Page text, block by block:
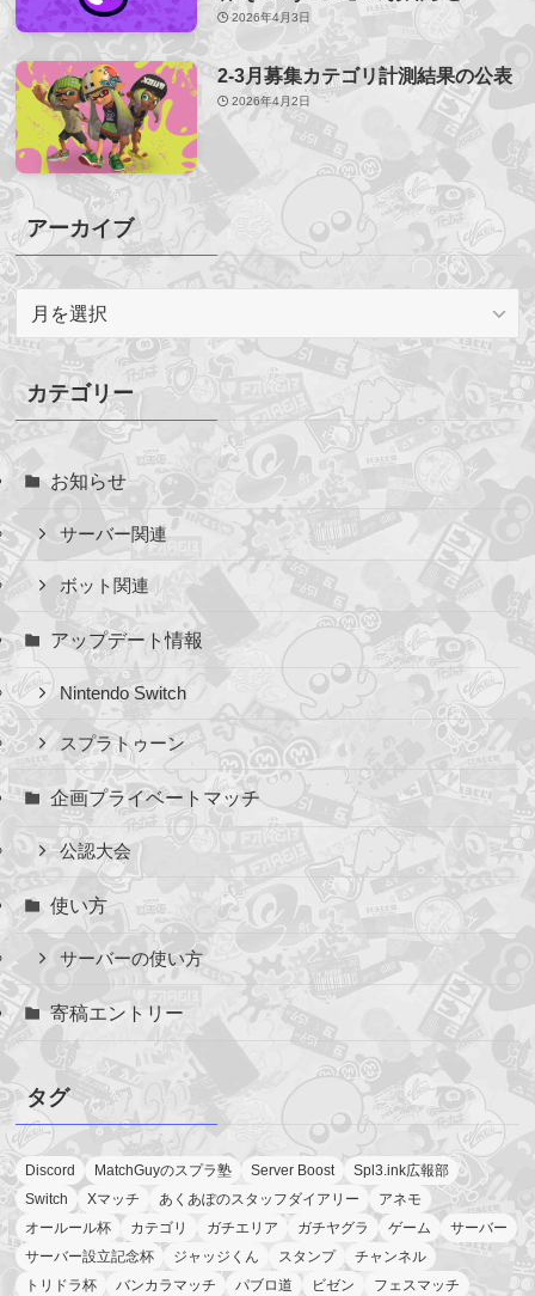
2026年4月3日
2-3月募集カテゴリ計測結果の公表
2026年4月2日
アーカイブ
ア
ー
イ
ブ
カテゴリー
お知らせ
サーバー関連
ボット関連
アップデート情報
Nintendo Switch
スプラトゥーン
企画プライベートマッチ
公認大会
使い方
サーバーの使い方
寄稿エントリー
タグ
Discord MatchGuyのスプラ塾 Server Boost
Spl3.ink広報部
Switch
Xマッチ あくあぽのスタッフダイアリー
アネモ
オールール杯
カテゴリ ガチエリア ガチヤグラ ゲーム
サーバー
サーバー設立記念杯
ジャッジくん スタンプ
チャンネル
トリドラ杯
バンカラマッチ パブロ道 ビゼン
フェスマッチ